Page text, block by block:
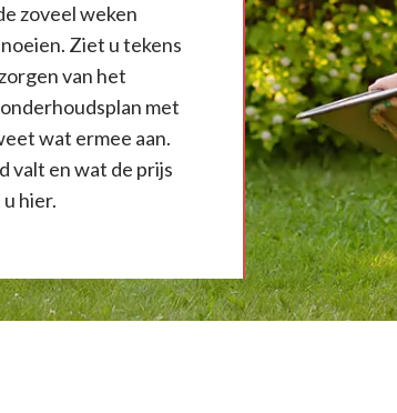
zoveel weken
Ziet u tekens
van het
met
wat ermee aan.
valt en wat de prijs
hier.